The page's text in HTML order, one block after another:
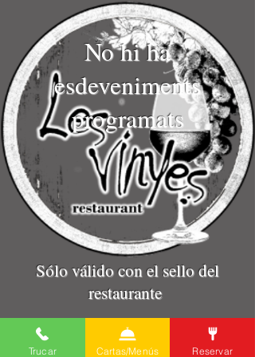
No hi ha
esdeveniments
programats
Sólo válido con el sello del
restaurante
Més informació a
Trucar Cartas/Menús Reservar